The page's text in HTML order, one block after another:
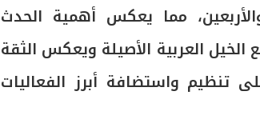
والأربعين، مما يعكس أهمية الحدث
الخيل العربية الأصيلة ويعكس الثقة
تنظيم واستضافة أبرز الفعاليات